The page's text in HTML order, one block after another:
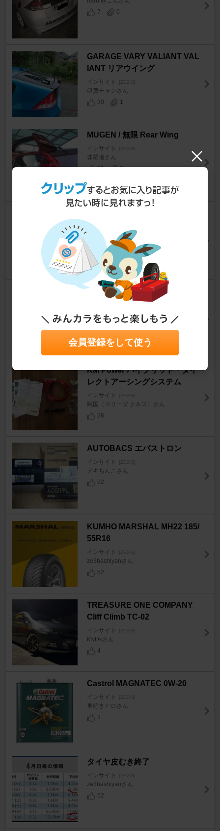
7
0
GARAGE VARY VALIANT VAL
IANT リアウイング
インサイト
伊賀チャンさん
30
1
MUGEN / 無限 Rear Wing
インサイト
珠陽瑞さん
21
0
インサイト
朝日奈さん
自作 シルフィー肘掛 流用
兎雄（ウサオ）さん
Kai Power ハイブリッド・ダイ
レクトアーシングシステム
インサイト
阿国（マリーダ クルス）さん
26
AUTOBACS エバストロン
インサイト
アキちんこさん
22
KUMHO MARSHAL MH22 185/
55R16
インサイト
ze3hashiyanさん
52
TREASURE ONE COMPANY
Cliff Climb TC-02
インサイト
MyDkさん
4
Castrol MAGNATEC 0W-20
インサイト
車好きヒロさん
3
タイヤ皮むき終了
インサイト
ze3hashiyanさん
52
会員登録をして使う